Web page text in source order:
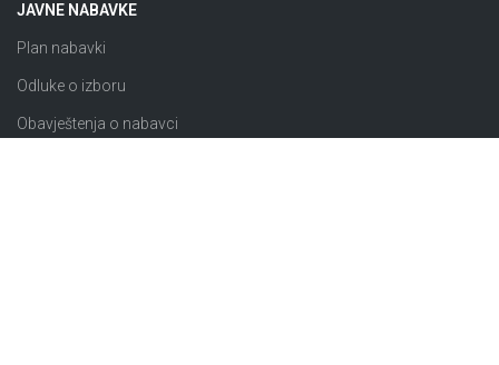
JAVNE NABAVKE
Plan nabavki
Odluke o izboru
Obavještenja o nabavci